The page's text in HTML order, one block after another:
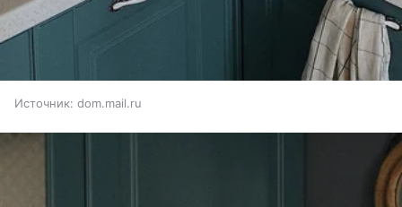
Источник: dom.mail.ru